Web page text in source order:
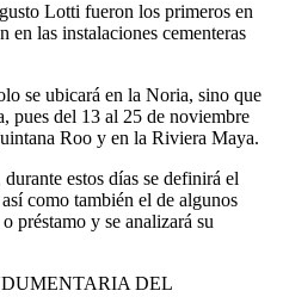
Lotti fueron los primeros en
en las instalaciones cementeras
se ubicará en la Noria, sino que
pues del 13 al 25 de noviembre
Roo y en la Riviera Maya.
estos días se definirá el
como también el de algunos
préstamo y se analizará su
DEL